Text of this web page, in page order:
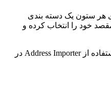
هر ستون یک دسته بندی
خود را انتخاب کرده و